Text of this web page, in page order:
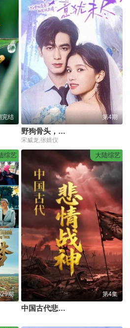
完结 第4期
野狗骨头，意犹未尽
宋威龙,张婧仪
综艺
期
大陆综艺
第4集
中国古代悲情战神